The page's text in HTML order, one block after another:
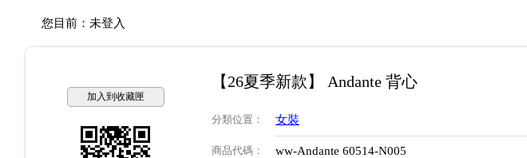
您目前： 未登入
加入到收藏匣
【26夏季新款】 Andante 背心
分類位置 ： 女裝
商品代碼 ： ww-Andante 60514-N005